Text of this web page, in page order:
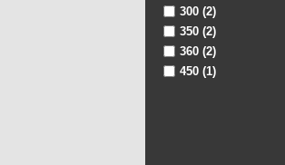
300 (2)
350 (2)
360 (2)
450 (1)